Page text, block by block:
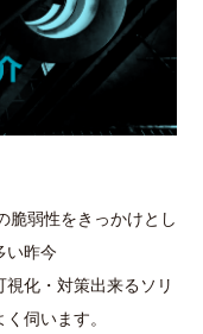
脆弱性をきっかけとし
い昨今
化・対策出来るソリ
伺います。